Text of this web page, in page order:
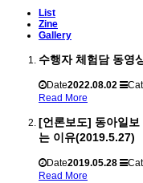
List
Zine
Gallery
수행자 체험담 동영
Date2022.08.02
Read More
[언론보도] 동아일
는 이유(2019.5.27)
Date2019.05.28
Read More